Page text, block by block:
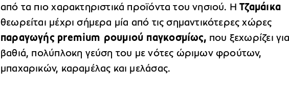
από τα πιο χαρακτηριστικά προϊόντα του νησιού. ΗΤζαμάικα
θεωρείται μέχρι σήμερα μία από τις σημαντικότερες χώρες
παραγωγής premium ρουμιού παγκοσμίως, που ξεχωρίζει
βαθιά, πολύπλοκη γεύση του με νότες ώριμων φρούτων,
μπαχαρικών, καραμέλας και μελάσας.